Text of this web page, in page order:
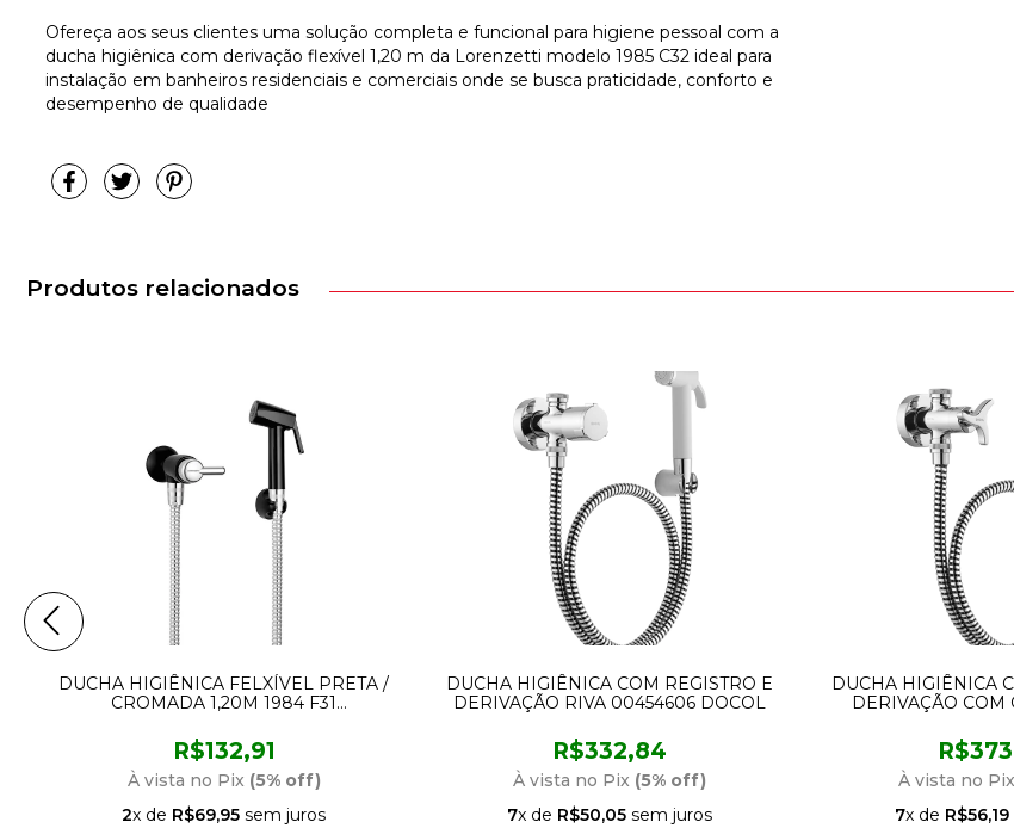
Ofereça aos seus clientes uma solução completa e funcional para higiene pessoal com a
ducha higiênica com derivação flexível 1,20 m da Lorenzetti modelo 1985 C32 ideal para
instalação em banheiros residenciais e comerciais onde se busca praticidade, conforto e
desempenho de qualidade
Produtos relacionados
DUCHA HIGIÊNICA FELXÍVEL PRETA /
CROMADA 1,20M 1984 F31
R$132,91
À vista no Pix (5% off)
2x de R$69,95 sem juros
DUCHA HIGIÊNICA COM REGISTRO E
DERIVAÇÃO RIVA 00454606 DOCOL
R$332,84
À vista no Pix (5% off)
7x de R$50,05sem juros
DUCHA HIGIÊNICA
DERIVAÇÃO COM
À vista no Pix
7x de R$56,19